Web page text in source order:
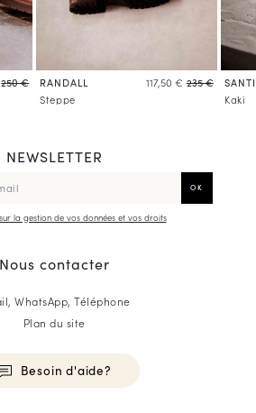
250 €
RANDALL 117,50 € 235 €
Steppe
Kaki
NEWSLETTER
la gestion de vos données et vos droits
Nous contacter
WhatsApp, Téléphone
Plan du site
Besoin d'aide?